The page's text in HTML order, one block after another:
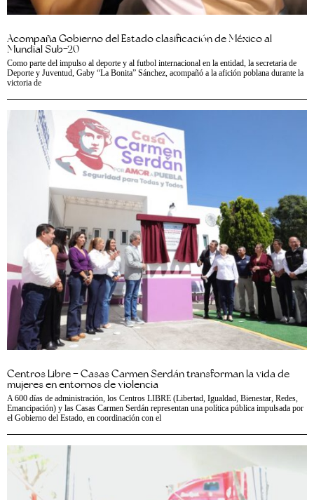
Acompaña Gobierno del Estado clasificación de México al
Mundial Sub-20
Como parte del impulso al deporte y al futbol internacional en la entidad, la secretaria de
Deporte y Juventud, Gaby “La Bonita” Sánchez, acompañó a la afición poblana durante la
victoria de
Centros Libre – Casas Carmen Serdán transforman la vida de
mujeres en entornos de violencia
A 600 días de administración, los Centros LIBRE (Libertad, Igualdad, Bienestar, Redes,
Emancipación) y las Casas Carmen Serdán representan una política pública impulsada por
el Gobierno del Estado, en coordinación con el